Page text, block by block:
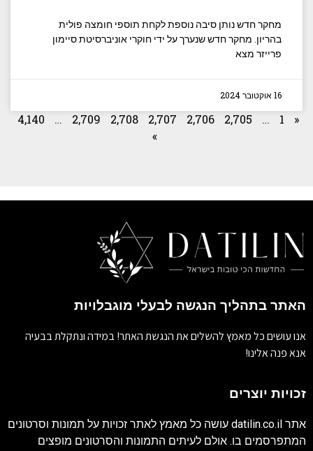
מחקר חדש נותן סיבה נוספת לקחת תוספי חומצה פולית
בהריון. מחקר חדש שנערך על ידי חוקרי אוניברסיטת סיימון
פרייזר מצא
16 אוקטובר 2024
«
1
…
2,705
2,706
2,707
2,708
2,709
…
4,140
»
האתר בתהליך הנגשה לבעלי מוגבלויות
אנו עושים כל מאמץ להשלים את הנגשת האתר! במידה ונתקלת בבעיה
אנא פנה אלינו!
זכויות יוצרים
אתר datilin.co.il עושה כל מאמץ לאתר זכויות על תמונות וסרטונים
המתפרסמים בו. אולם לעיתים התמונות והסרטונים מופצים